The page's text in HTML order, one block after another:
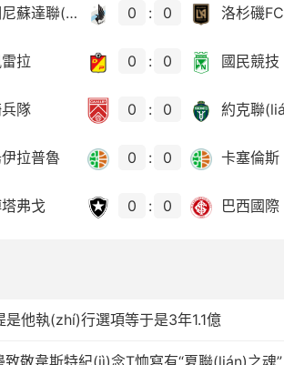
明尼蘇達聯(lián) 0 : 0 洛杉磯FC
拉 0 : 0 國民競技
隊 0 : 0
伊拉普魯 0 : 0 卡塞倫斯
弗戈 0 : 0 巴西國際
他執(zhí)行選項等于是3年1.1億
韋斯特紀(jì)念T恤寫有“夏聯(lián)之魂”